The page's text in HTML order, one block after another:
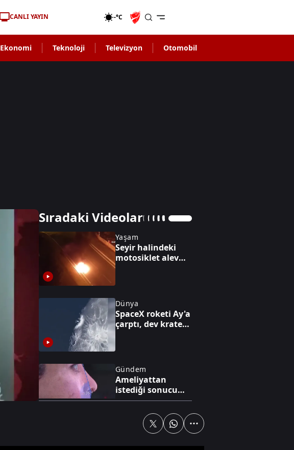
CANLI YAYIN -°C
Ekonomi Teknoloji Televizyon Otomobil
Sıradaki Videolar
Yaşam
Seyir halindeki
motosiklet alev
Dünya
SpaceX roketi Ay'a
çarptı, dev krater
Gündem
Ameliyattan
istediği sonucu
alamadı, dava açtı
İzmir'in simgesi: